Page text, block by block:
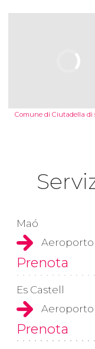
Comune di Ciutadella di
Maó
Prenota
Es Castell
Prenota